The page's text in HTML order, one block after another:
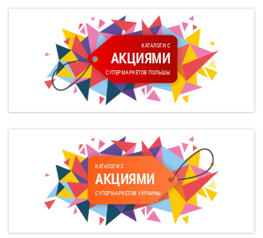
КАТАЛОГИ С
АКЦИЯМИ
СУПЕРМАРКЕТОВ ПОЛЬШЫ
КАТАЛОГИ С
АКЦИЯМИ
СУПЕРМАРКЕТОВ УКРАИНЫ